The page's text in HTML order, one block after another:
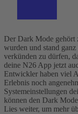
Der Dark Mode gehört
wurden und stand
verkünden zu dürfen,
deine N26 App jetzt
Entwickler haben viel
Erlebnis noch
Systemeinstellungen
können den Dark
Lies weiter, um mehr